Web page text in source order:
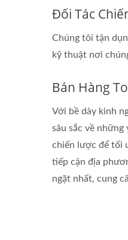
Đối Tác
Chúng tôi tận
kỹ thuật nơi
Bán Hàng
Với bề dày kinh
sâu sắc về
chiến lược để tối
tiếp cận địa
ngặt nhất, cung